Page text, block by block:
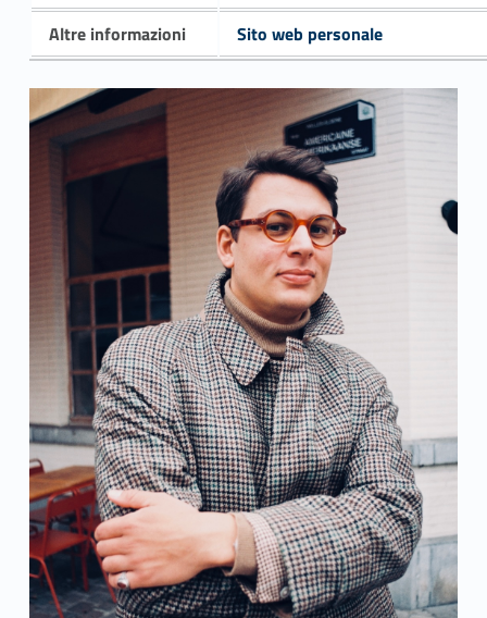
Altre informazioni
Sito web personale